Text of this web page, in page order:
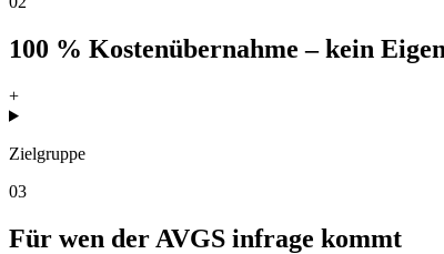
100 % Kostenübernahme – kein
+
Zielgruppe
03
Für wen der AVGS infrage kommt